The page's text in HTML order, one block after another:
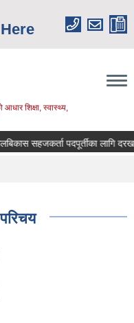
आधार शिक्षा, स्‍वास्‍थ्‍य,
सहजकर्ता पदपूर्तीका लागि दरखास्त